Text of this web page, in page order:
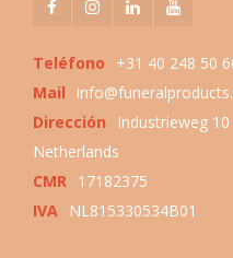
Teléfono
+31 40 248 50
Mail
Dirección
Industrieweg
Netherlands
CMR 17182375
IVA
NL815330534B01